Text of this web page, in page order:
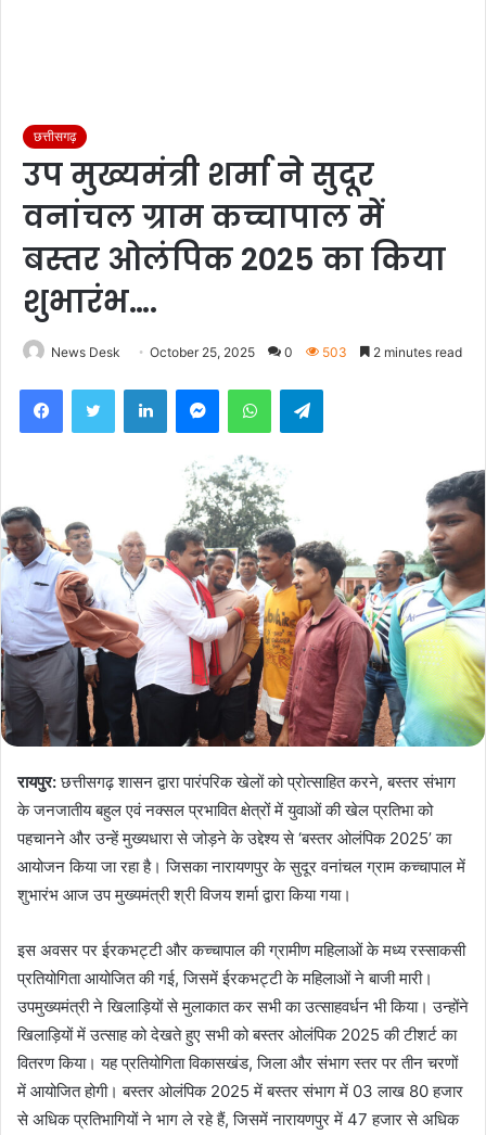
छत्तीसगढ़
उप मुख्यमंत्री शर्मा ने सुदूर
वनांचल ग्राम कच्चापाल में
बस्तर ओलंपिक 2025 का किया
शुभारंभ….
News Desk October 25, 2025 0 503 2 minutes read
रायपुर:छत्तीसगढ़ शासन द्वारा पारंपरिक खेलों को प्रोत्साहित करने, बस्तर संभाग
के जनजातीय बहुल एवं नक्सल प्रभावित क्षेत्रों में युवाओं की खेल प्रतिभा को
पहचानने और उन्हें मुख्यधारा से जोड़ने के उद्देश्य से ‘बस्तर ओलंपिक 2025’ का
आयोजन किया जा रहा है। जिसका नारायणपुर के सुदूर वनांचल ग्राम कच्चापाल में
शुभारंभ आज उप मुख्यमंत्री श्री विजय शर्मा द्वारा किया गया।
इस अवसर पर ईरकभट्टी और कच्चापाल की ग्रामीण महिलाओं के मध्य रस्साकसी
प्रतियोगिता आयोजित की गई, जिसमें ईरकभट्टी के महिलाओं ने बाजी मारी।
उपमुख्यमंत्री ने खिलाड़ियों से मुलाकात कर सभी का उत्साहवर्धन भी किया। उन्होंने
खिलाड़ियों में उत्साह को देखते हुए सभी को बस्तर ओलंपिक 2025 की टीशर्ट का
वितरण किया। यह प्रतियोगिता विकासखंड, जिला और संभाग स्तर पर तीन चरणों
में आयोजित होगी। बस्तर ओलंपिक 2025 में बस्तर संभाग में 03 लाख 80 हजार
से अधिक प्रतिभागियों ने भाग ले रहे हैं, जिसमें नारायणपुर में 47 हजार से अधिक